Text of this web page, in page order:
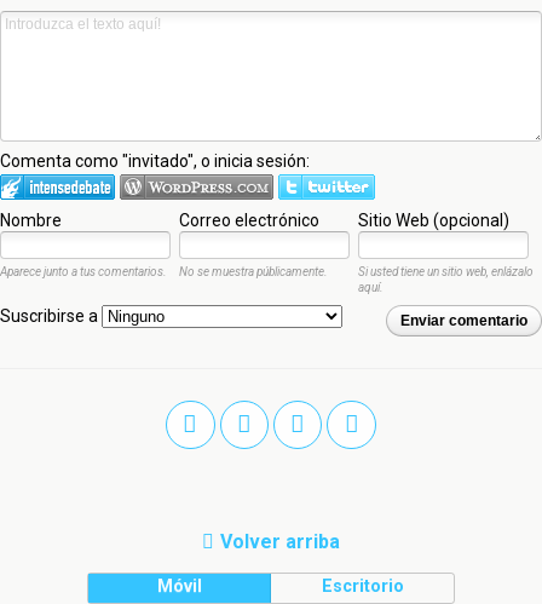
Comenta como "invitado", o inicia sesión:
Nombre Correo electrónico Sitio Web (opcional)
Aparece junto a tus comentarios. No se muestra públicamente.
Si usted tiene un sitio web, enlázalo
aquí.
Enviar comentario
Suscribirse a
Volver arriba
Móvil Escritorio